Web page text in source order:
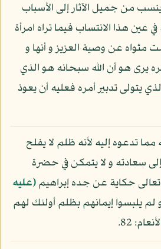
من جميل الآثار إلى الأسباب
عين هذا الانتساب فيما تراه امرأة
مثواه عن وصية العزيز و أنها و
يرى هو أن الله سبحانه هو الذي
يتولى تدبير أمره فعليه أن يعوذ
مما تدعوه إليه لأنه ظلم لا يفلح
سعادته و لا يتمكن في حضرة
حكاية عن جده إبراهيم(عليه
لم يلبسوا إيمانهم بظلم أولئك لهم
82.